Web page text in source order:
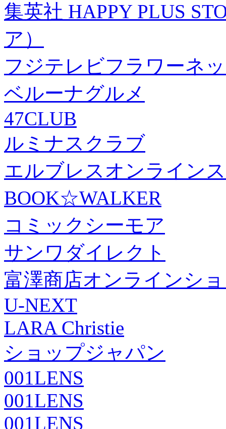
集英社 HAPPY PLUS
ア）
フジテレビフラワーネ
ベルーナグルメ
47CLUB
ルミナスクラブ
エルブレスオンライン
BOOK☆WALKER
コミックシーモア
サンワダイレクト
富澤商店オンラインシ
U-NEXT
LARA Christie
ショップジャパン
001LENS
001LENS
001LENS